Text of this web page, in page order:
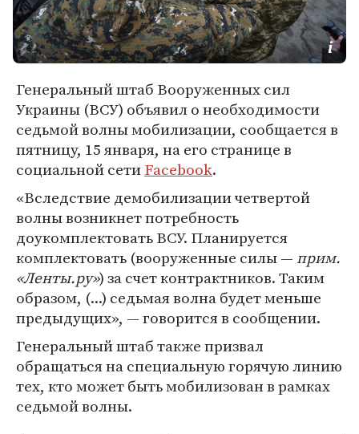
Генеральный штаб Вооруженных сил
Украины (ВСУ) объявил о необходимости
седьмой волны мобилизации, сообщается в
пятницу, 15 января, на его странице в
социальной сетиFacebook.
«Вследствие демобилизации четвертой
волны возникнет потребность
доукомплектовать ВСУ. Планируется
комплектовать (вооруженные силы — прим.
«Ленты.ру») за счет контрактников. Таким
образом, (...) седьмая волна будет меньше
предыдущих», — говорится в сообщении.
Генеральный штаб также призвал
обращаться на специальную горячую линию
тех, кто может быть мобилизован в рамках
седьмой волны.